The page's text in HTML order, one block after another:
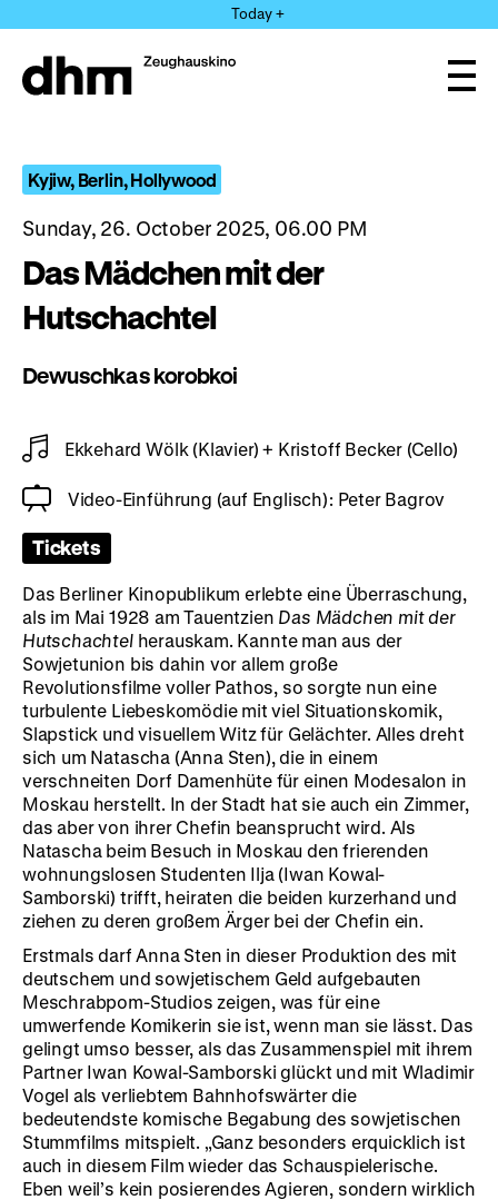
directly
the
Today +
Kyjiw, Berlin, Hollywood
Sunday, 26. October 2025, 06.00 PM
Das Mädchen mit der
Hutschachtel
Dewuschka s korobkoi
Ekkehard Wölk (Klavier) + Kristoff Becker (Cello)
Video-Einführung (auf Englisch): Peter Bagrov
Tickets
Das Berliner Kinopublikum erlebte eine Überraschung,
als im Mai 1928 am Tauentzien Das Mädchen mit der
Hutschachtelherauskam. Kannte man aus der
Sowjetunion bis dahin vor allem große
Revolutionsfilme voller Pathos, so sorgte nun eine
turbulente Liebeskomödie mit viel Situationskomik,
Slapstick und visuellem Witz für Gelächter. Alles dreht
sich um Natascha (Anna Sten), die in einem
verschneiten Dorf Damenhüte für einen Modesalon in
Moskau herstellt. In der Stadt hat sie auch ein Zimmer,
das aber von ihrer Chefin beansprucht wird. Als
Natascha beim Besuch in Moskau den frierenden
wohnungslosen Studenten Ilja (Iwan Kowal-
Samborski) trifft, heiraten die beiden kurzerhand und
ziehen zu deren großem Ärger bei der Chefin ein.
Erstmals darf Anna Sten in dieser Produktion des mit
deutschem und sowjetischem Geld aufgebauten
Meschrabpom-Studios zeigen, was für eine
umwerfende Komikerin sie ist, wenn man sie lässt. Das
gelingt umso besser, als das Zusammenspiel mit ihrem
Partner Iwan Kowal-Samborski glückt und mit Wladimir
Vogel als verliebtem Bahnhofswärter die
bedeutendste komische Begabung des sowjetischen
Stummfilms mitspielt. „Ganz besonders erquicklich ist
auch in diesem Film wieder das Schauspielerische.
Eben weil’s kein posierendes Agieren, sondern wirklich